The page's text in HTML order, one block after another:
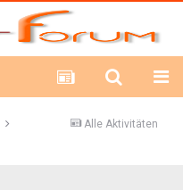
Alle Aktivitäten